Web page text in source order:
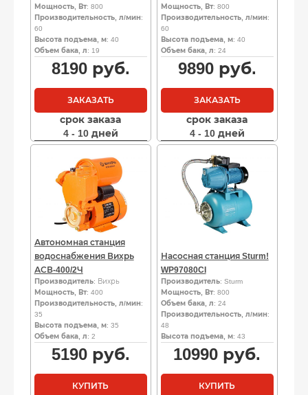
Мощность, Вт: 800
Производительность, л/мин:
60
Высота подъема, м: 40
Объем бака, л: 19
8190руб.
ЗАКАЗАТЬ
срок заказа
4 - 10 дней
Мощность, Вт: 800
Производительность, л/мин:
60
Высота подъема, м: 40
Объем бака, л: 24
9890руб.
ЗАКАЗАТЬ
срок заказа
4 - 10 дней
Автономная станция
водоснабжения Вихрь
АСВ-400/2Ч
Производитель: Вихрь
Мощность, Вт: 400
Производительность, л/мин:
35
Высота подъема, м: 35
Объем бака, л: 2
5190руб.
КУПИТЬ
Насосная станция Sturm!
WP97080CI
Производитель: Sturm
Мощность, Вт: 800
Объем бака, л: 24
Производительность, л/мин:
48
Высота подъема, м: 43
10990 руб.
КУПИТЬ